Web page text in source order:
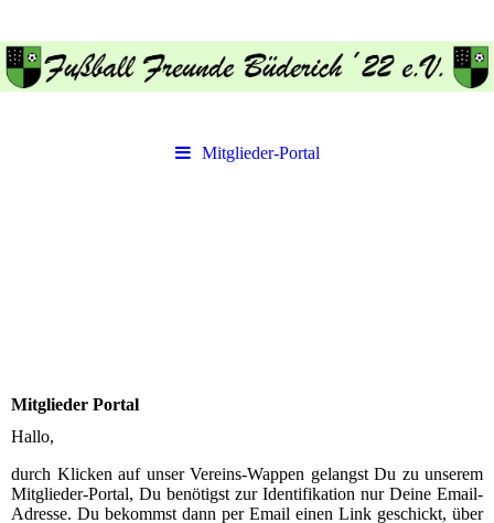
Mitglieder-Portal
Mitglieder Portal
Hallo,
durch Klicken auf unser Vereins-Wappen gelangst Du zu unserem
Mitglieder-Portal, Du benötigst zur Identifikation nur Deine Email-
Adresse. Du bekommst dann per Email einen Link geschickt, über